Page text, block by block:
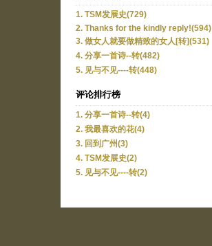
1. TSM发展史(729)
2. Thanks for the kindly reply!(594)
3. 做女人就要做精致的女人[转](531)
4. 分享一首诗--转(482)
5. 见与不见----转(448)
评论排行榜
1. 分享一首诗--转(4)
2. 我最喜欢的花(4)
3. 回到广州(3)
4. TSM发展史(2)
5. 见与不见----转(2)